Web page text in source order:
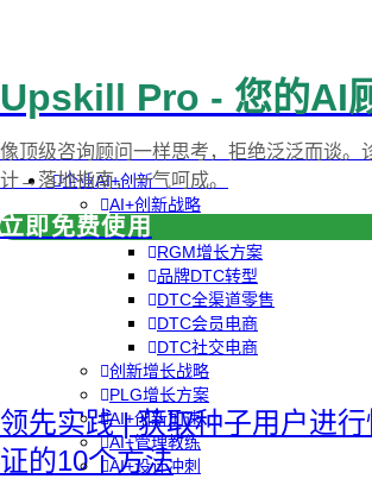
企业AI+创新
AI+创新战略
品牌DTC方案
RGM增长方案
品牌DTC转型
DTC全渠道零售
DTC会员电商
DTC社交电商
创新增长战略
PLG增长方案
AI+创新加速
AI+管理教练
AI+设计冲刺
Upskill Pro - 您的AI
像顶级咨询顾问一样思考，拒绝泛泛而谈
计→落地指南，一气呵成。
立即免费使用
领先实践 | 获取种子用户进
证的10个方法